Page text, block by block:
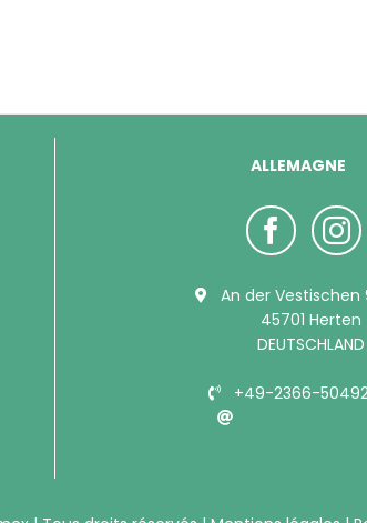
ALLEMAGNE
An der Vestischen
45701 Herten
DEUTSCHLAND
+49-2366-